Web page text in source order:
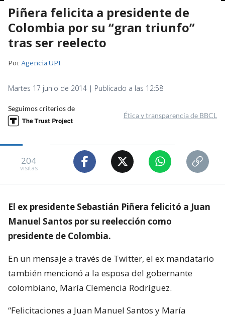
Piñera felicita a presidente de
Colombia por su “gran triunfo”
tras ser reelecto
PorAgencia UPI
Martes 17 junio de 2014 | Publicado a las 12:58
Seguimos criterios de
Ética y transparencia de BBCL
204
visitas
El ex presidente Sebastián Piñera felicitó a Juan
Manuel Santos por su reelección como
presidente de Colombia.
En un mensaje a través de Twitter, el ex mandatario
también mencionó a la esposa del gobernante
colombiano, María Clemencia Rodríguez.
“Felicitaciones a Juan Manuel Santos y María